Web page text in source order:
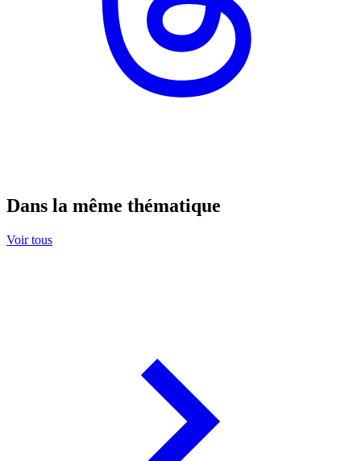
Dans la même thématique
Voir tous